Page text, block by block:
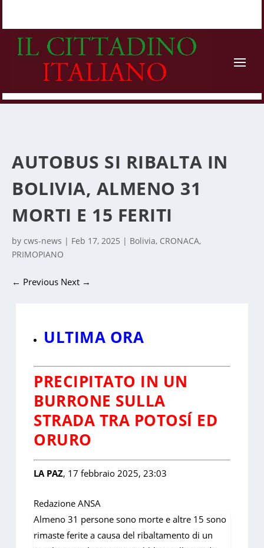
AUTOBUS SI RIBALTA IN
BOLIVIA, ALMENO 31
MORTI E 15 FERITI
by cws-news | Feb 17, 2025 | Bolivia, CRONACA,
PRIMOPIANO
← Previous Next →
ULTIMA ORA
PRECIPITATO IN UN
BURRONE SULLA
STRADA TRA POTOSÍ ED
ORURO
LA PAZ, 17 febbraio 2025, 23:03
Redazione ANSA
Almeno 31 persone sono morte e altre 15 sono
rimaste ferite a causa del ribaltamento di un